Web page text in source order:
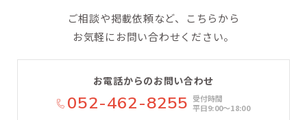
ご相談や掲載依頼など、こちらから
お気軽にお問い合わせください。
お電話からのお問い合わせ
052-462-8255 受付時間
平日9:00〜18:00